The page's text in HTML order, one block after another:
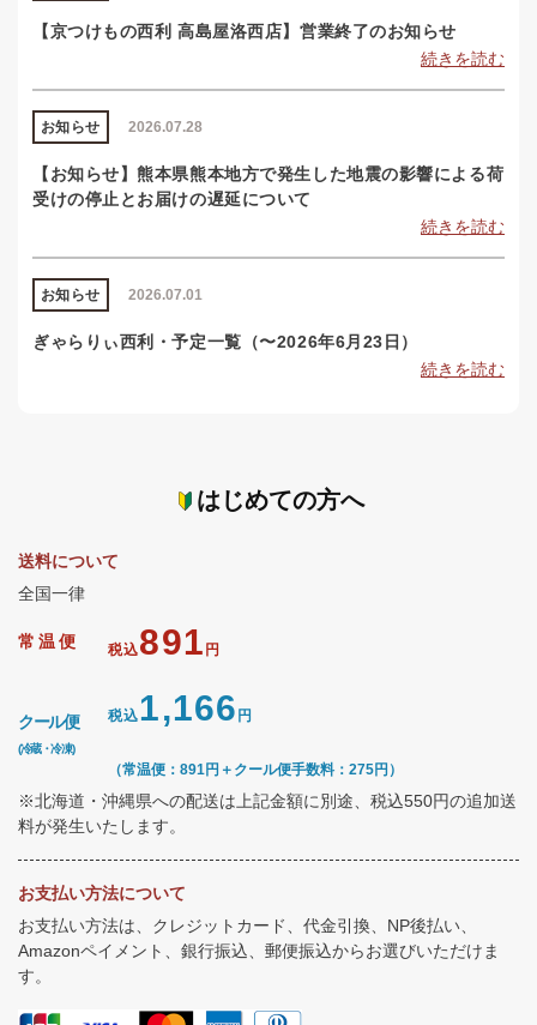
【京つけもの西利 高島屋洛西店】営業終了のお知らせ
続きを読む
2026.07.28
お知らせ
【お知らせ】熊本県熊本地方で発生した地震の影響による荷
受けの停止とお届けの遅延について
続きを読む
2026.07.01
お知らせ
ぎゃらりぃ西利・予定一覧（〜2026年6月23日）
続きを読む
はじめての方へ
送料について
全国一律
常温便 税込891 円
クール便
(冷蔵・冷凍)
税込1,166 円
（常温便：891円＋クール便手数料：275円）
※北海道・沖縄県への配送は上記金額に別途、税込550円の追加送
料が発生いたします。
お支払い方法について
お支払い方法は、クレジットカード、代金引換、NP後払い、
Amazonペイメント、銀行振込、郵便振込からお選びいただけま
す。